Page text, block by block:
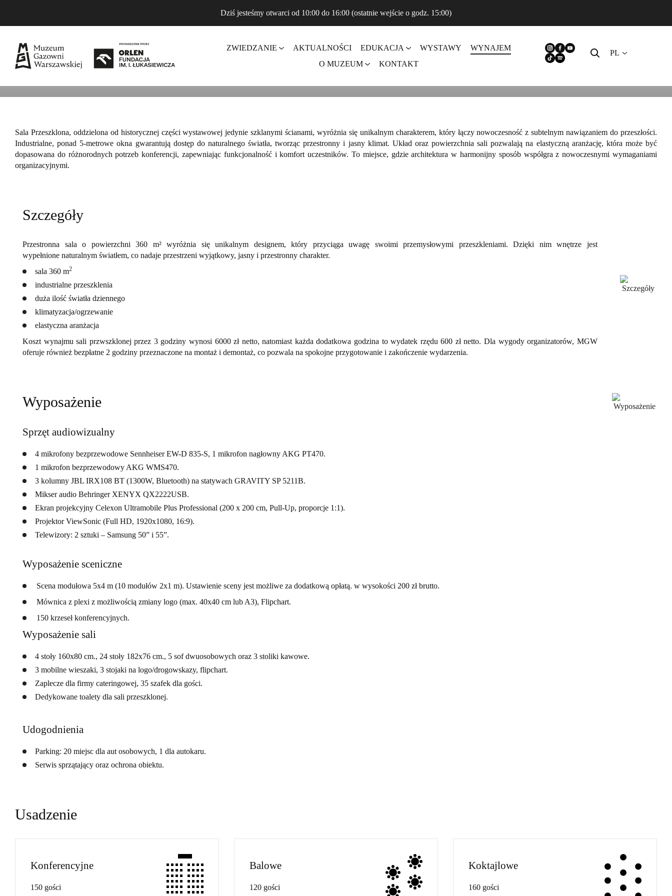
Dziś jesteśmy otwarci od 10:00 do 16:00 (ostatnie wejście o godz. 15:00)
ZWIEDZANIE AKTUALNOŚCI EDUKACJA WYSTAWY
WYNAJEM
O MUZEUM
KONTAKT
PL
PRZESTRZEŃ PRZESZKLONA
Sala Przeszklona, oddzielona od historycznej części wystawowej jedynie szklanymi ścianami, wyróżnia się unikalnym charakterem, który łączy nowoczesność z subtelnym nawiązaniem do przeszłości.
Industrialne, ponad 5-metrowe okna gwarantują dostęp do naturalnego światła, tworząc przestronny i jasny klimat. Układ oraz powierzchnia sali pozwalają na elastyczną aranżację, która może być
dopasowana do różnorodnych potrzeb konferencji, zapewniając funkcjonalność i komfort uczestników. To miejsce, gdzie architektura w harmonijny sposób współgra z nowoczesnymi wymaganiami
organizacyjnymi.
Szczegóły
Przestronna sala o powierzchni 360 m² wyróżnia się unikalnym designem, który przyciąga uwagę swoimi przemysłowymi przeszkleniami. Dzięki nim wnętrze jest
wypełnione naturalnym światłem, co nadaje przestrzeni wyjątkowy, jasny i przestronny charakter.
sala 360 m2
industrialne przeszklenia
duża ilość światła dziennego
klimatyzacja/ogrzewanie
elastyczna aranżacja
Koszt wynajmu sali przwszklonej przez 3 godziny wynosi 6000 zł netto, natomiast każda dodatkowa godzina to wydatek rzędu 600 zł netto. Dla wygody organizatorów, MGW
oferuje również bezpłatne 2 godziny przeznaczone na montaż i demontaż, co pozwala na spokojne przygotowanie i zakończenie wydarzenia.
Wyposażenie
Sprzęt audiowizualny
4 mikrofony bezprzewodowe Sennheiser EW-D 835-S, 1 mikrofon nagłowny AKG PT470.
1 mikrofon bezprzewodowy AKG WMS470.
3 kolumny JBL IRX108 BT (1300W, Bluetooth) na statywach GRAVITY SP 5211B.
Mikser audio Behringer XENYX QX2222USB.
Ekran projekcyjny Celexon Ultramobile Plus Professional (200 x 200 cm, Pull-Up, proporcje 1:1).
Projektor ViewSonic (Full HD, 1920x1080, 16:9).
Telewizory: 2 sztuki – Samsung 50” i 55”.
Wyposażenie sceniczne
Scena modułowa 5x4 m (10 modułów 2x1 m). Ustawienie sceny jest możliwe za dodatkową opłatą. w wysokości 200 zł brutto.
Mównica z plexi z możliwością zmiany logo (max. 40x40 cm lub A3), Flipchart.
150 krzeseł konferencyjnych.
Wyposażenie sali
4 stoły 160x80 cm., 24 stoły 182x76 cm., 5 sof dwuosobowych oraz 3 stoliki kawowe.
3 mobilne wieszaki, 3 stojaki na logo/drogowskazy, flipchart.
Zaplecze dla firmy cateringowej, 35 szafek dla gości.
Dedykowane toalety dla sali przeszklonej.
Udogodnienia
Parking: 20 miejsc dla aut osobowych, 1 dla autokaru.
Serwis sprzątający oraz ochrona obiektu.
Usadzenie
Konferencyjne
150 gości
Balowe
120 gości
Koktajlowe
160 gości